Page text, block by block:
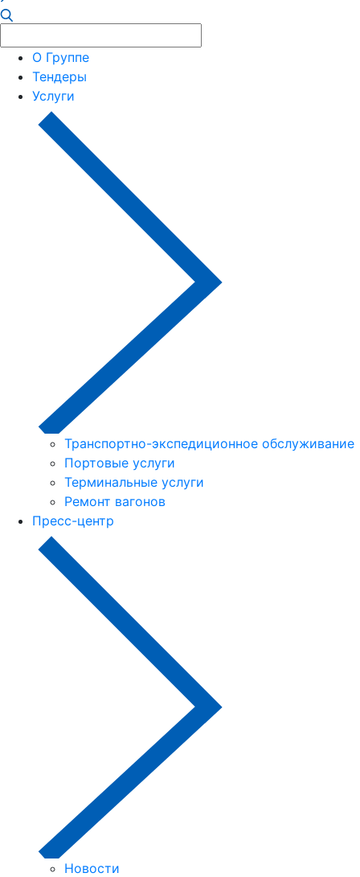
О Группе
Тендеры
Услуги
Транспортно-экспедиционное обслуживание
Портовые услуги
Терминальные услуги
Ремонт вагонов
Пресс-центр
Новости